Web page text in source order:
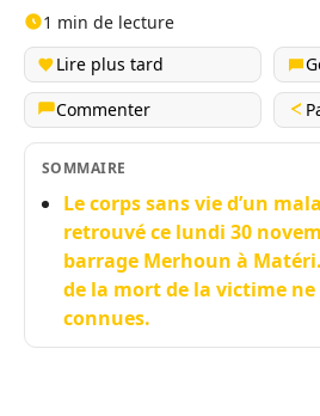
1 min de lecture
Lire plus tard
Commenter
SOMMAIRE
Le corps sans vie d’un
retrouvé ce lundi 30
barrage Merhoun à
de la mort de la victime
connues.